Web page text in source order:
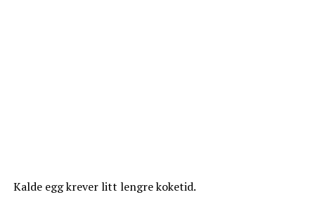
Kalde egg krever litt lengre koketid.